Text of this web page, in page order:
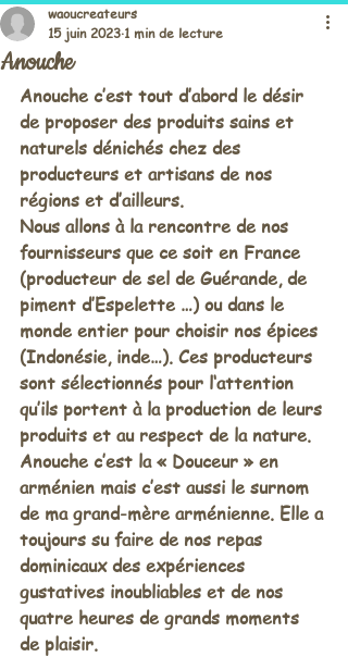
Anouche
waoucreateurs
15 juin 2023 1 min de lecture
Anouche c’est tout d’abord le désir
de proposer des produits sains et
naturels dénichés chez des
producteurs et artisans de nos
régions et d’ailleurs.
Nous allons à la rencontre de nos
fournisseurs que ce soit en France
(producteur de sel de Guérande, de
piment d’Espelette …) ou dans le
monde entier pour choisir nos épices
(Indonésie, inde…). Ces producteurs
sont sélectionnés pour l‘attention
qu’ils portent à la production de leurs
produits et au respect de la nature.
Anouche c’est la « Douceur » en
arménien mais c’est aussi le surnom
de ma grand-mère arménienne. Elle a
toujours su faire de nos repas
dominicaux des expériences
gustatives inoubliables et de nos
quatre heures de grands moments
de plaisir.